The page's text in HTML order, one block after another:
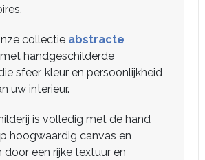
collectie abstracte
met handgeschilderde
sfeer, kleur en persoonlijkheid
uw interieur.
is volledig met de hand
hoogwaardig canvas en
door een rijke textuur en